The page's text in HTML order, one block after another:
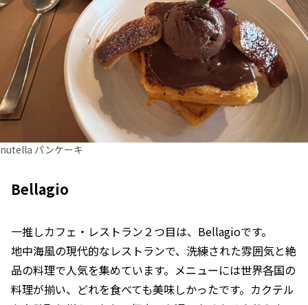
nutella パンケーキ
Bellagio
一推しカフェ・レストラン２つ目は、Bellagioです。
地中海風の現代的なレストランで、洗練された雰囲気と絶
品の料理で人気を集めています。メニューには世界各国の
料理が揃い、どれを食べても美味しかったです。カクテル